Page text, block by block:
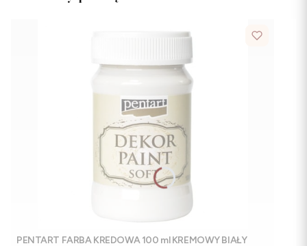
PENTART FARBA KREDOWA 100 ml KREMOWY BIAŁY